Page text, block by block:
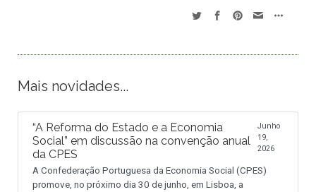
Mais novidades...
“A Reforma do Estado e a Economia
Social” em discussão na convenção anual
da CPES
Junho
19,
2026
A Confederação Portuguesa da Economia Social (CPES)
promove, no próximo dia 30 de junho, em Lisboa, a